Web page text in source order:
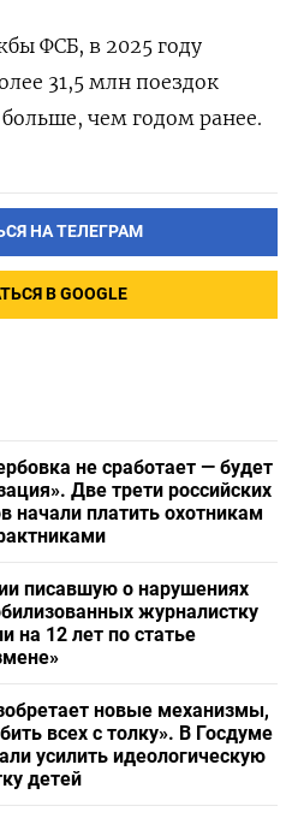
ФСБ, в 2025 году
31,5 млн поездок
чем годом ранее.
НА ТЕЛЕГРАМ
В GOOGLE
не сработает — будет
Две трети российских
начали платить охотникам
писавшую о нарушениях
журналистку
на 12 лет по статье
новые механизмы,
всех с толку». В Госдуме
усилить идеологическую
детей